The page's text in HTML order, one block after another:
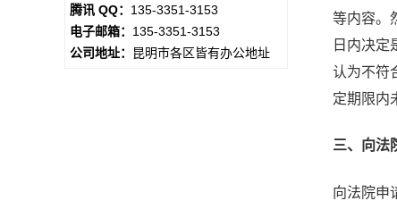
等内容。
日内决定
认为不符
定期限内
三、向法
向法院申
腾讯 QQ： 135-3351-3153
电子邮箱： 135-3351-3153
公司地址：
昆明市各区皆有办公地址